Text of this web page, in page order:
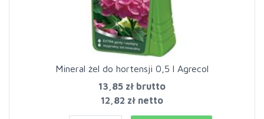
Mineral żel do hortensji 0,5 l Agrecol
13,85 zł brutto
12,82 zł netto